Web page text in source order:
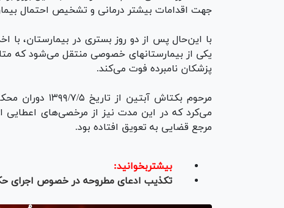
جهت اقدامات بیشتر درمانی و تشخیص احتمال
با این‌حال پس از دو روز بستری در بیمارستان،
پزشکان نامبرده فوت می‌کند.
مرحوم بکتاش
می‌کرد که در این مدت نیز از مرخصی‌های اعطایی
مرجع قضایی به تعویق افتاده بود.
بیشتربخوانید:
تکذیب ادعای مطروحه در خصوص اجرای